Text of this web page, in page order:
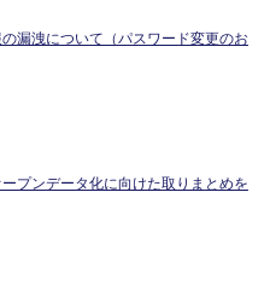
の漏洩について（パスワード変更のお
プンデータ化に向けた取りまとめを